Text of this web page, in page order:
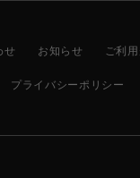
せ お知らせ ご利
プライバシーポリシー